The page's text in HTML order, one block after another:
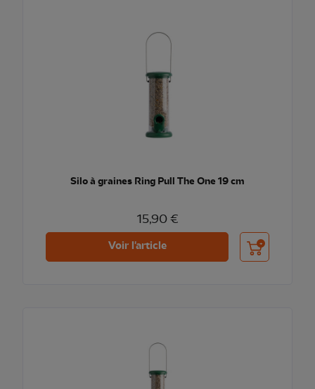
Silo à graines Ring Pull The One 19 cm
15,90 €
Voir l'article Ajouter au